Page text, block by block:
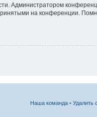
Администратором
на конференции.
Наша команда • Удалить